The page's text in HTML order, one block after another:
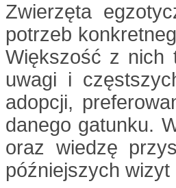
Zwierzęta
potrzeb
Większość z nich
uwagi i
adopcji,
danego gatunku.
oraz wiedzę
późniejszych wizyt